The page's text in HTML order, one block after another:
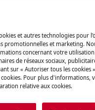
le distributeur(B)de
ce qu'il atteigne le
un produit de
pour les lave-
produit de rinçage
et autres technologies pour
promotionnelles et marketing.
concernant votre
de réseaux sociaux,
sur « Autoriser tous les cookies
Pour plus d'informations,
relative aux cookies.